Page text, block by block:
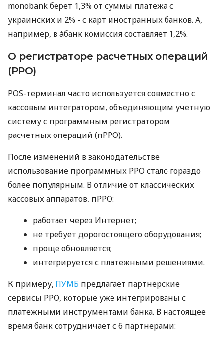
monobank берет 1,3% от суммы платежа с
украинских и 2% - с карт иностранных банков. А,
например, в àбанк комиссия составляет 1,2%.
О регистраторе расчетных операций
(РРО)
POS-терминал часто используется совместно с
кассовым интегратором, объединяющим учетную
систему с программным регистратором
расчетных операций (пРРО).
После изменений в законодательстве
использование программных РРО стало гораздо
более популярным. В отличие от классических
кассовых аппаратов, пРРО:
работает через Интернет;
не требует дорогостоящего оборудования;
проще обновляется;
интегрируется с платежными решениями.
К примеру, ПУМБ предлагает партнерские
сервисы РРО, которые уже интегрированы с
платежными инструментами банка. В настоящее
время банк сотрудничает с 6 партнерами: